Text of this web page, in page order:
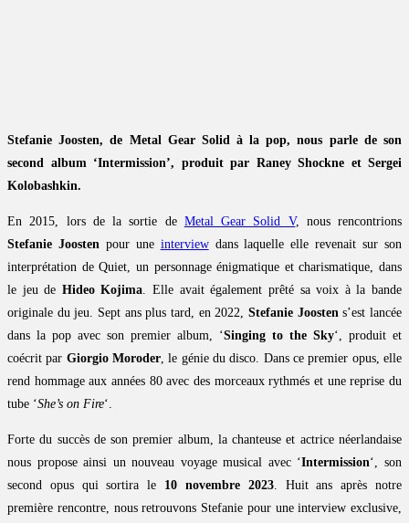
Stefanie Joosten, de Metal Gear Solid à la pop, nous parle de son
second album ‘Intermission’, produit par Raney Shockne et Sergei
Kolobashkin.
En 2015, lors de la sortie de Metal Gear Solid V, nous rencontrions
Stefanie Joostenpour une interviewdans laquelle elle revenait sur son
interprétation de Quiet, un personnage énigmatique et charismatique, dans
le jeu de Hideo Kojima. Elle avait également prêté sa voix à la bande
originale du jeu. Sept ans plus tard, en 2022, Stefanie Joostens’est lancée
dans la pop avec son premier album, ‘Singing to the Sky‘, produit et
coécrit par Giorgio Moroder, le génie du disco. Dans ce premier opus, elle
rend hommage aux années 80 avec des morceaux rythmés et une reprise du
tube ‘She’s on Fire‘.
Forte du succès de son premier album, la chanteuse et actrice néerlandaise
nous propose ainsi un nouveau voyage musical avec ‘Intermission‘, son
second opus qui sortira le 10 novembre 2023. Huit ans après notre
première rencontre, nous retrouvons Stefanie pour une interview exclusive,